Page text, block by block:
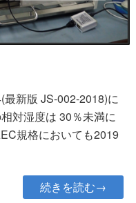
新版 JS-002-2018)に
対湿度は 30％未満に
規格においても2019
続きを読む→